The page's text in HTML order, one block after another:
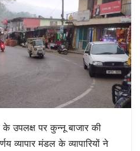
उपलक्ष पर कुन्नू बाजार की
व्यापार मंडल के व्यापारियों ने